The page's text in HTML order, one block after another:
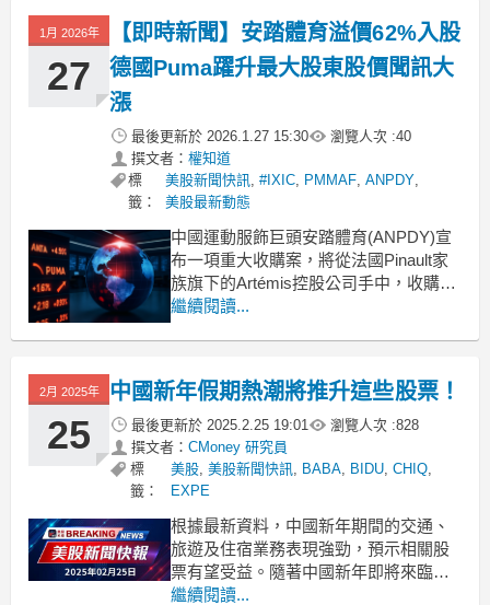
席，交易員普遍視沃什為鷹派人選，但
預期他傾向支持較低的利率環境。在財
1月 2026年
27
【即時新聞】安踏體育溢價62%入股
德國Puma躍升最大股東股價聞訊大
漲
最後更新於 2026.1.27 15:30 瀏覽人次 :40
撰文者： 權知道
標
籤：
美股新聞快訊, #IXIC, PMMAF, ANPDY,
美股最新動態
中國運動服飾巨頭安踏體育(ANPDY)宣
布一項重大收購案，將從法國Pinault家
族旗下的Artémis控股公司手中，收購德
國運動品牌Puma(PMMAF)約29.06%的
原本的控股方，正式成為
Puma(PMMAF)的最大股
繼續閱讀...
2月 2025年
25
中國新年假期熱潮將推升這些股票！
最後更新於 2025.2.25 19:01 瀏覽人次 :828
撰文者： CMoney 研究員
標
籤：
美股,美股新聞快訊, BABA, BIDU,CHIQ,
EXPE
根據最新資料，中國新年期間的交通、
旅遊及住宿業務表現強勁，預示相關股
票有望受益。隨著中國新年即將來臨，
初步報告顯示，鐵路運輸、航空旅行和
繼續閱讀...